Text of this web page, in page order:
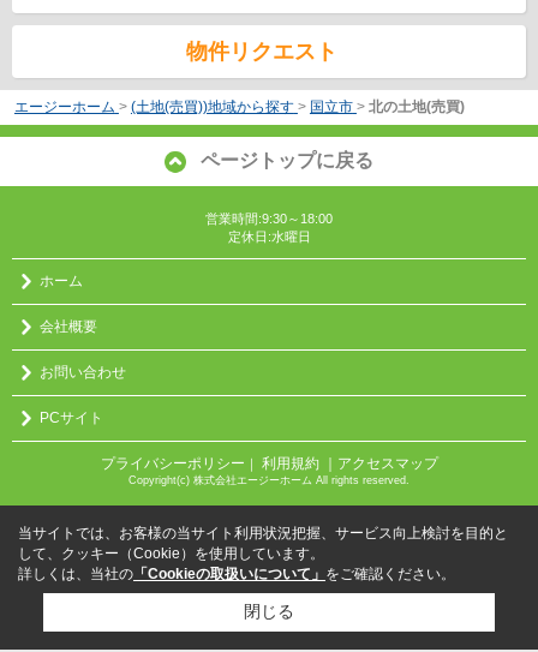
物件リクエスト
エージーホーム > (土地(売買))地域から探す > 国立市 > 北の土地(売買)
ページトップに戻る
営業時間:9:30～18:00
定休日:水曜日
ホーム
会社概要
お問い合わせ
PCサイト
プライバシーポリシー ｜ 利用規約 ｜アクセスマップ
Copyright(c) 株式会社エージーホーム All rights reserved.
当サイトでは、お客様の当サイト利用状況把握、サービス向上検討を目的と
して、クッキー（Cookie）を使用しています。
詳しくは、当社の 「Cookieの取扱いについて」 をご確認ください。
閉じる